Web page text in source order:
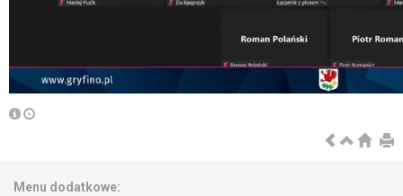
Menu dodatkowe: